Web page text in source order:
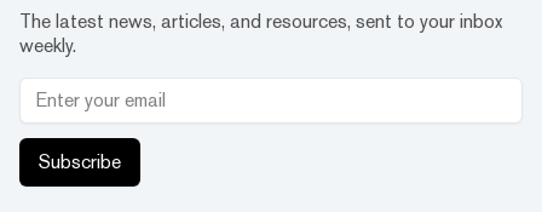
The latest news, articles, and resources, sent to your inbox
weekly.
Subscribe